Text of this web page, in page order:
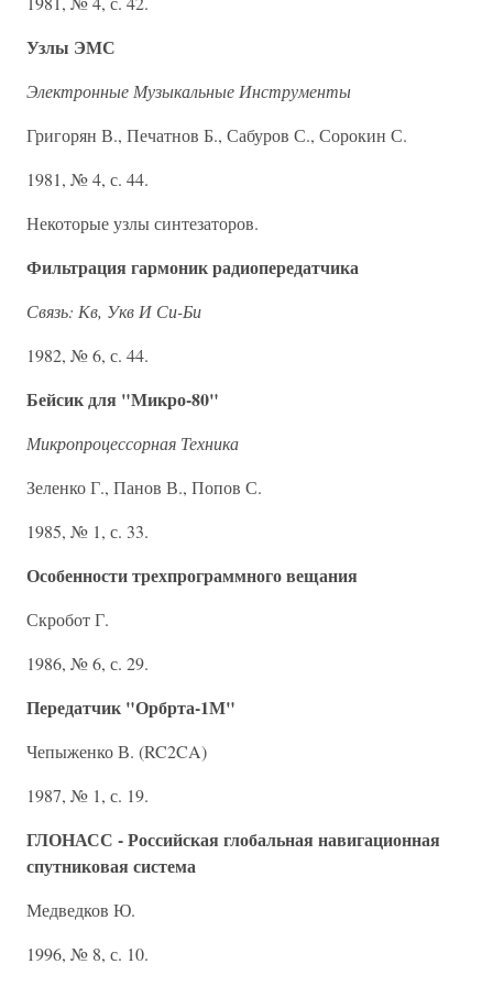
Узлы ЭМС
Электронные Музыкальные Инструменты
Григорян В., Печатнов Б., Сабуров С., Сорокин С.
1981, № 4, с. 44.
Некоторые узлы синтезаторов.
Фильтрация гармоник радиопередатчика
Связь: Кв, Укв И Си-Би
1982, № 6, с. 44.
Бейсик для "Микро-80"
Микропроцессорная Техника
Зеленко Г., Панов В., Попов С.
1985, № 1, с. 33.
Особенности трехпрограммного вещания
Скробот Г.
1986, № 6, с. 29.
Передатчик "Орбрта-1М"
Чепыженко В. (RC2CA)
1987, № 1, с. 19.
ГЛОНАСС - Российская глобальная навигационная
спутниковая система
Медведков Ю.
1996, № 8, с. 10.